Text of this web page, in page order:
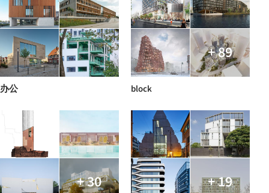
办公
+ 89
block
+ 30 + 19